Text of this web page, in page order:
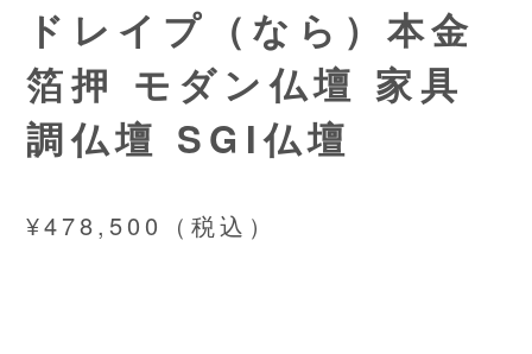
ドレイプ（なら）本金
箔押 モダン仏壇 家具
調仏壇 SGI仏壇
¥478,500（税込）